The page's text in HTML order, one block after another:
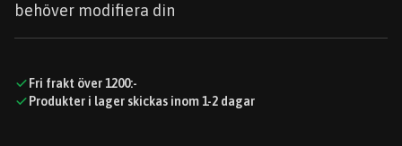
behöver modifiera din
Fri frakt över 1200:-
Produkter i lager skickas inom 1-2 dagar